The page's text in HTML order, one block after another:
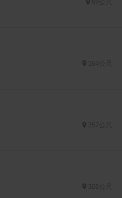
164公尺
257公尺
305公尺